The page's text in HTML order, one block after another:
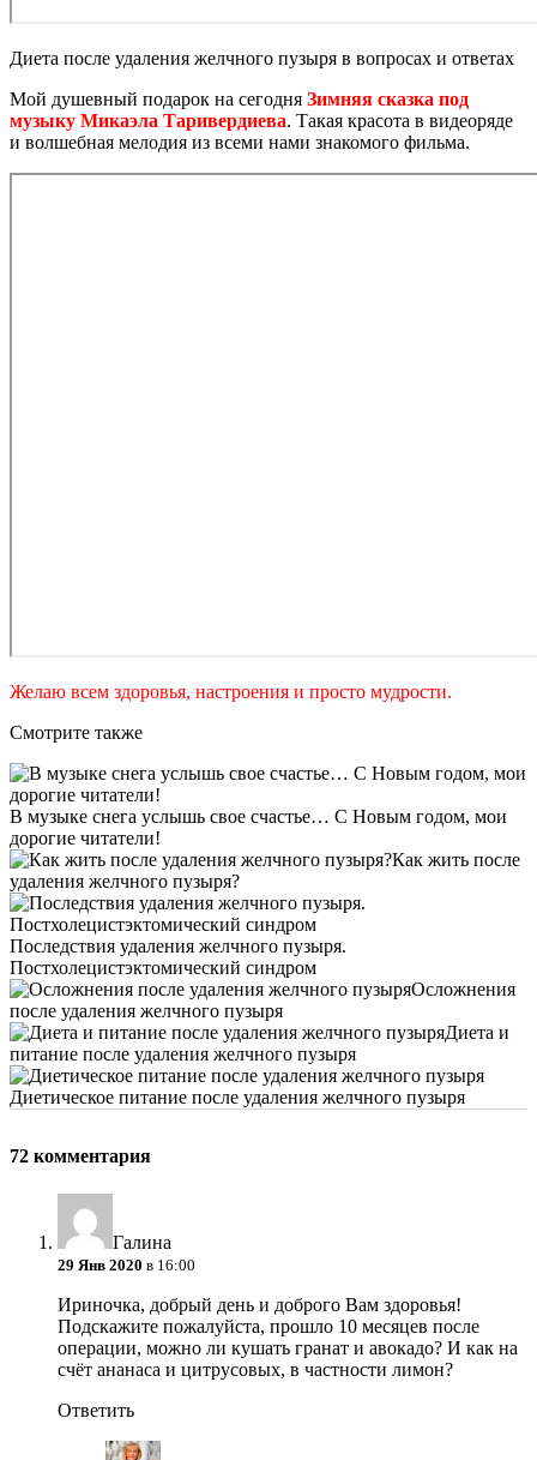
Диета после удаления желчного пузыря в вопросах и ответах
Мой душевный подарок на сегодня Зимняя сказка под
музыку Микаэла Таривердиева. Такая красота в видеоряде
и волшебная мелодия из всеми нами знакомого фильма.
Желаю всем здоровья, настроения и просто мудрости.
Смотрите также
В музыке снега услышь свое счастье… С Новым годом, мои
дорогие читатели!
Как жить после
удаления желчного пузыря?
Последствия удаления желчного пузыря.
Постхолецистэктомический синдром
Осложнения
после удаления желчного пузыря
Диета и
питание после удаления желчного пузыря
Диетическое питание после удаления желчного пузыря
72 комментария
Галина
29 Янв 2020 в 16:00
Ириночка, добрый день и доброго Вам здоровья!
Подскажите пожалуйста, прошло 10 месяцев после
операции, можно ли кушать гранат и авокадо? И как на
счёт ананаса и цитрусовых, в частности лимон?
Ответить